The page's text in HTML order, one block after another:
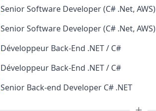
Senior Software Developer (C# .Net, AWS)
Senior Software Developer (C# .Net, AWS)
Développeur Back-End .NET / C#
Développeur Back-End .NET / C#
Senior Back-end Developer C# .NET